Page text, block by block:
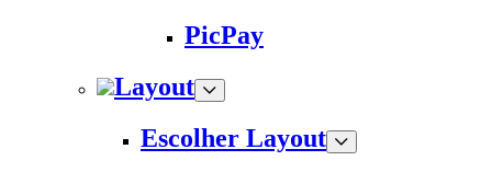
PicPay
Layout
Escolher Layout